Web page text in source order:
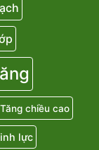
Tăng chiều cao
lực